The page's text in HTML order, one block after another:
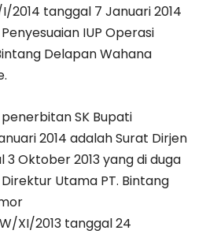
2014 tanggal 7 Januari 2014
IUP Operasi
Delapan Wahana
SK Bupati
2014 adalah Surat Dirjen
3 Oktober 2013 yang di duga
Utama PT. Bintang
XI/2013 tanggal 24